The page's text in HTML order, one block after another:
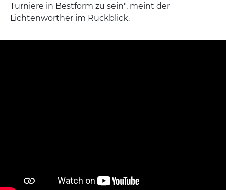
Turniere in Bestform zu sein", meint der
Lichtenwörther im Rückblick.